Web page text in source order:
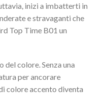
inizi a imbatterti in
e stravaganti che
Top Time B01 un
del colore. Senza una
per ancorare
colore accento diventa